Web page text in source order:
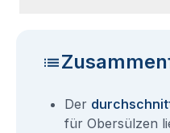
Der
für Obersülzen